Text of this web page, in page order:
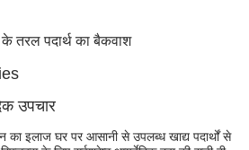
तरल पदार्थ का बैकवाश
उपचार
इलाज घर पर आसानी से उपलब्ध खाद्य पदार्थों से